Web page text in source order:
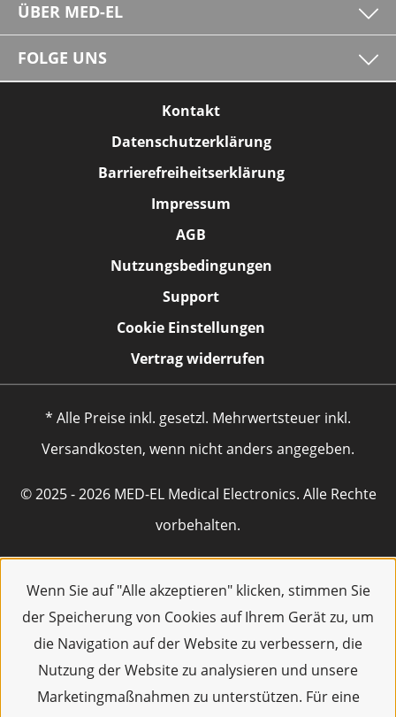
Wenn Sie auf "Alle akzeptieren" klicken, stimmen Sie
der Speicherung von Cookies auf Ihrem Gerät zu, um
die Navigation auf der Website zu verbessern, die
Nutzung der Website zu analysieren und unsere
Marketingmaßnahmen zu unterstützen. Für eine
ÜBER MED-EL
FOLGE UNS
Kontakt
Datenschutzerklärung
Barrierefreiheitserklärung
Impressum
AGB
Nutzungsbedingungen
Support
Cookie Einstellungen
Vertrag widerrufen
* Alle Preise inkl. gesetzl. Mehrwertsteuer inkl.
Versandkosten, wenn nicht anders angegeben.
© 2025 - 2026 MED-EL Medical Electronics. Alle Rechte
vorbehalten.